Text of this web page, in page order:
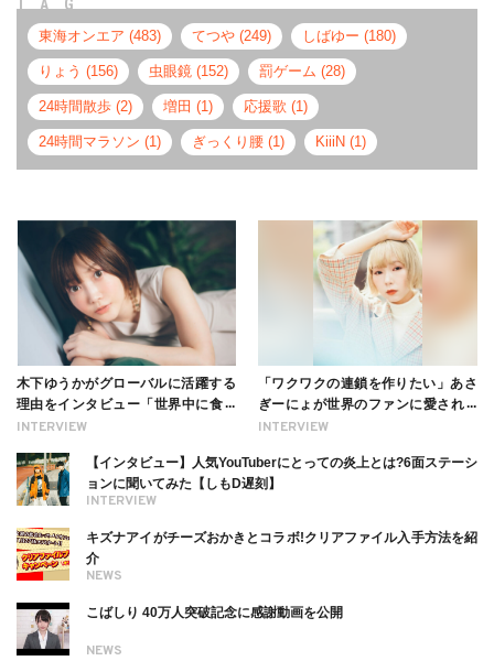
TAG
東海オンエア (483) てつや (249) しばゆー (180)
りょう (156) 虫眼鏡 (152) 罰ゲーム (28)
24時間散歩 (2) 増田 (1) 応援歌 (1)
24時間マラソン (1) ぎっくり腰 (1) KiiiN (1)
INTERVIEW
木下ゆうかがグローバルに活躍する
理由をインタビュー「世界中に食べ
る幸せを伝えたい」新事務所加入に
INTERVIEW
「ワクワクの連鎖を作りたい」あさ
ぎーにょが世界のファンに愛される
理由【インタビュー】
INTERVIEW
【インタビュー】人気YouTuberにとっての炎上とは?6面ステーシ
ョンに聞いてみた【しもD遅刻】
NEWS
キズナアイがチーズおかきとコラボ!クリアファイル入手方法を紹
介
NEWS
こばしり 40万人突破記念に感謝動画を公開